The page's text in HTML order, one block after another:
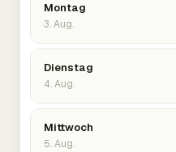
Montag
3. Aug.
Dienstag
4. Aug.
Mittwoch
5. Aug.